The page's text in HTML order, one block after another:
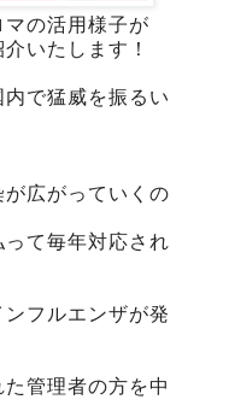
の活用様子が
いたします！
で猛威を振るい
広がっていくの
て毎年対応され
フルエンザが発
管理者の方を中